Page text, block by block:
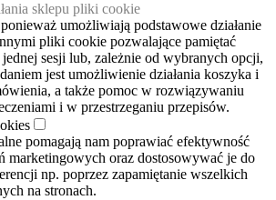
sklepu pliki cookie
ponieważ umożliwiają podstawowe działanie
pliki cookie pozwalające pamiętać
sesji lub, zależnie od wybranych opcji,
jest umożliwienie działania koszyka i
a także pomoc w rozwiązywaniu
i w przestrzeganiu przepisów.
pomagają nam poprawiać efektywność
marketingowych oraz dostosowywać je do
np. poprzez zapamiętanie wszelkich
na stronach.